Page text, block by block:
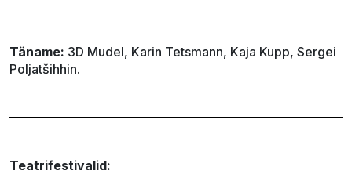
Täname: 3D Mudel, Karin Tetsmann, Kaja Kupp, Sergei
Poljatšihhin.
Teatrifestivalid: